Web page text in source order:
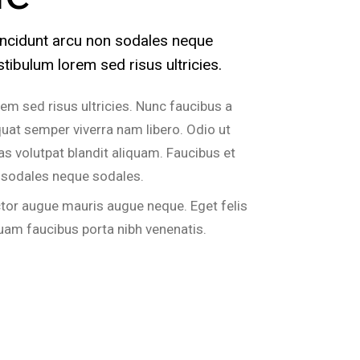
arcu non sodales neque
lorem sed risus ultricies.
sed risus ultricies. Nunc faucibus a
semper viverra nam libero. Odio ut
volutpat blandit aliquam. Faucibus et
neque sodales.
augue mauris augue neque. Eget felis
faucibus porta nibh venenatis.